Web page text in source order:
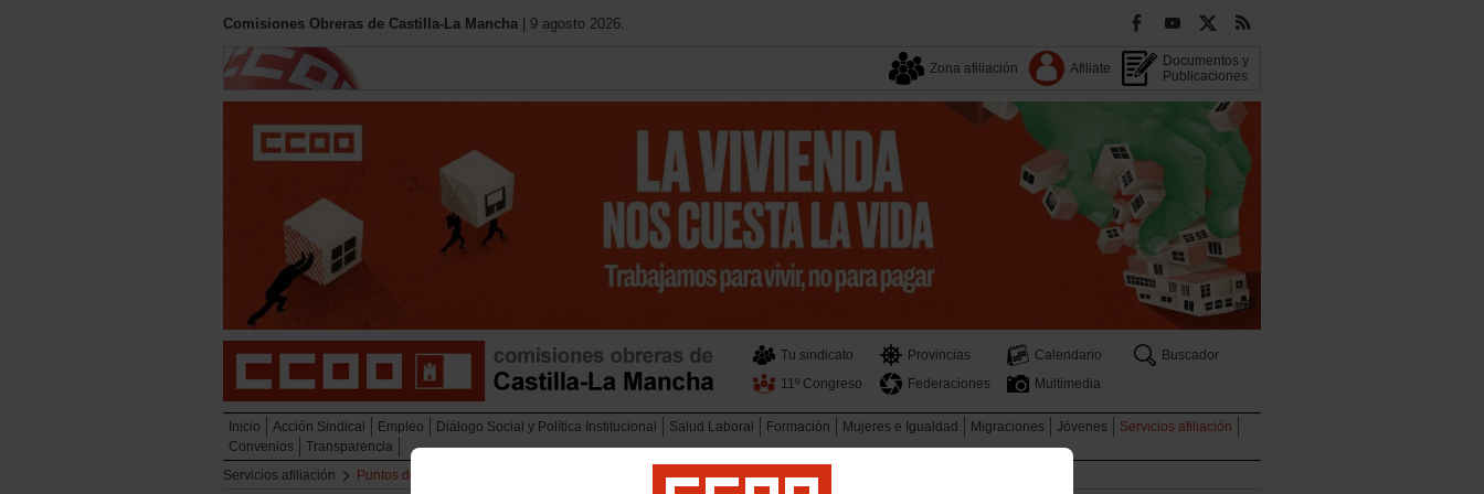
Comisiones Obreras de Castilla-La Mancha | 9 agosto 2026.
Zona afiliación Afiliate
Documentos y
Publicaciones
Tu sindicato Provincias Calendario
Buscador
11º Congreso
Federaciones Multimedia
Inicio Acción Sindical Empleo Diálogo Social y Política Institucional Salud Laboral Formación Mujeres e Igualdad Migraciones Jóvenes
Servicios afiliación
Convenios
Transparencia
Servicios afiliación
Puntos de información al empleo